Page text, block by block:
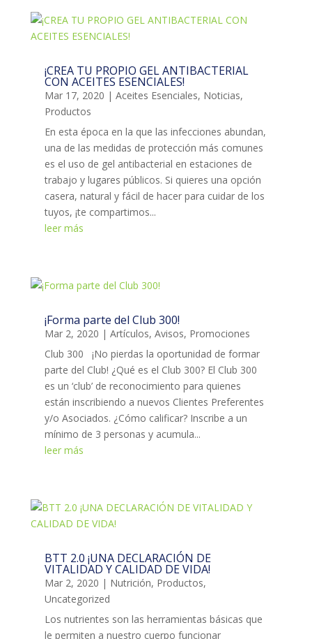
¡CREA TU PROPIO GEL ANTIBACTERIAL
CON ACEITES ESENCIALES!
Mar 17, 2020 | Aceites Esenciales, Noticias,
Productos
En esta época en la que las infecciones abundan,
una de las medidas de protección más comunes
es el uso de gel antibacterial en estaciones de
trabajo y lugares públicos. Si quieres una opción
casera, natural y fácil de hacer para cuidar de los
tuyos, ¡te compartimos...
leer más
¡Forma parte del Club 300!
Mar 2, 2020 | Artículos, Avisos, Promociones
Club 300 ¡No pierdas la oportunidad de formar
parte del Club! ¿Qué es el Club 300? El Club 300
es un ‘club’ de reconocimiento para quienes
están inscribiendo a nuevos Clientes Preferentes
y/o Asociados. ¿Cómo calificar? Inscribe a un
mínimo de 3 personas y acumula...
leer más
BTT 2.0 ¡UNA DECLARACIÓN DE
VITALIDAD Y CALIDAD DE VIDA!
Mar 2, 2020 | Nutrición, Productos,
Uncategorized
Los nutrientes son las herramientas básicas que
le permiten a nuestro cuerpo funcionar